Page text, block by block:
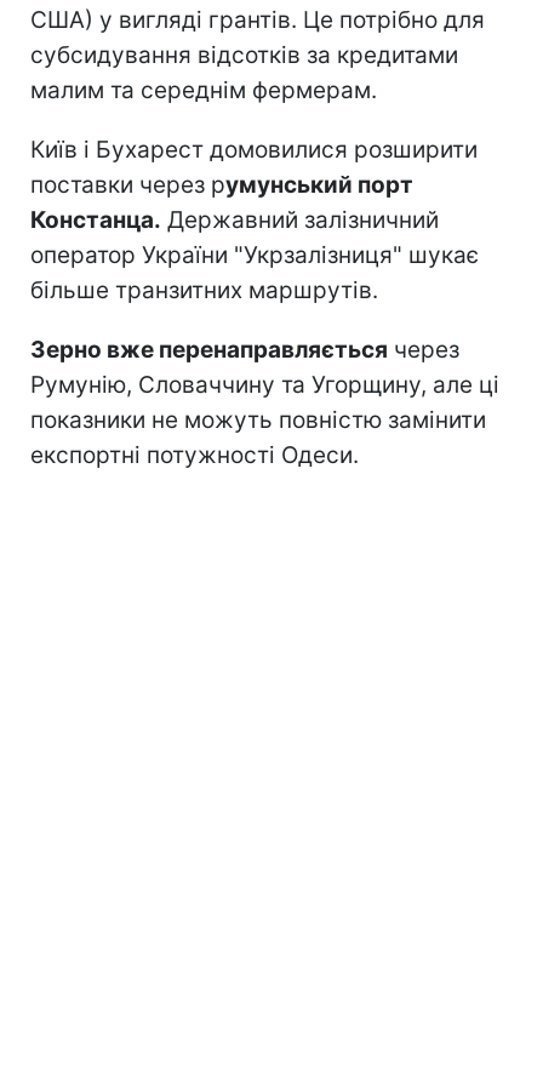
США) у вигляді грантів. Це потрібно для
субсидування відсотків за кредитами
малим та середнім фермерам.
Київ і Бухарест домовилися розширити
поставки через румунський порт
Констанца. Державний залізничний
оператор України "Укрзалізниця" шукає
більше транзитних маршрутів.
Зерно вже перенаправляється через
Румунію, Словаччину та Угорщину, але ці
показники не можуть повністю замінити
експортні потужності Одеси.